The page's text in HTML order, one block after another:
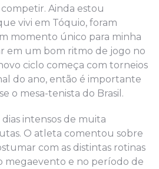
Ainda estou
vivi em Tóquio, foram
momento único para minha
em um bom ritmo de jogo no
ciclo começa com torneios
do ano, então é importante
o mesa-tenista do Brasil.
dias intensos de muita
O atleta comentou sobre
com as distintas rotinas
megaevento e no período de